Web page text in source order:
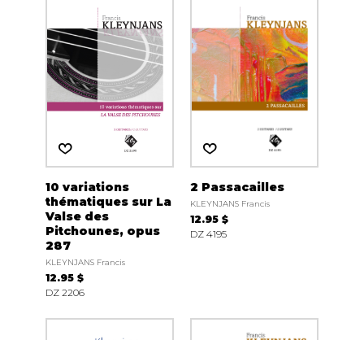
10 variations
thématiques sur La
Valse des
Pitchounes, opus
287
KLEYNJANS Francis
12.95 $
DZ 2206
2 Passacailles
KLEYNJANS Francis
12.95 $
DZ 4195